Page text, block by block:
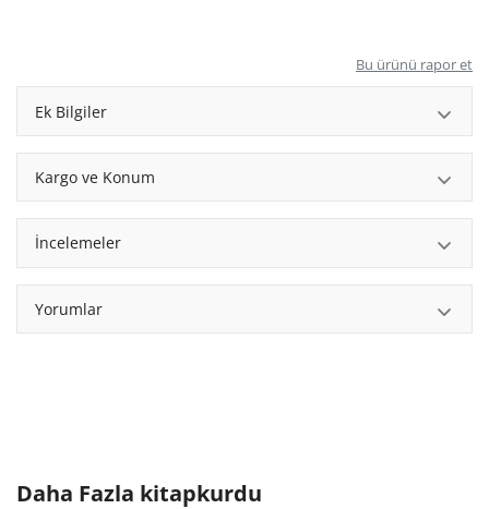
Bu ürünü rapor et
Ek Bilgiler
Kargo ve Konum
İncelemeler
Yorumlar
Daha Fazla kitapkurdu